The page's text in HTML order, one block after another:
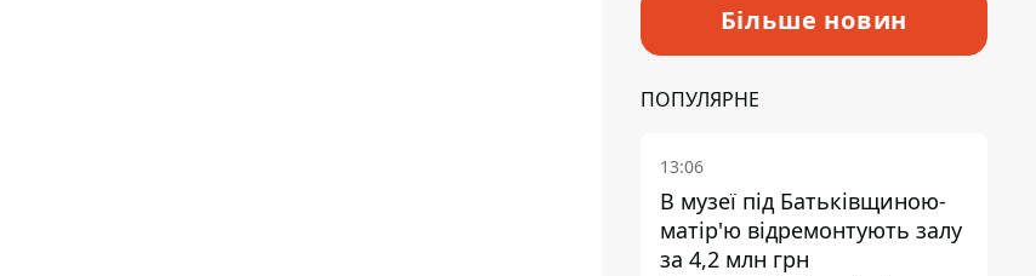
Більше новин
ПОПУЛЯРНЕ
13:06
В музеї під Батьківщиною-
матір'ю відремонтують залу
за 4,2 млн грн